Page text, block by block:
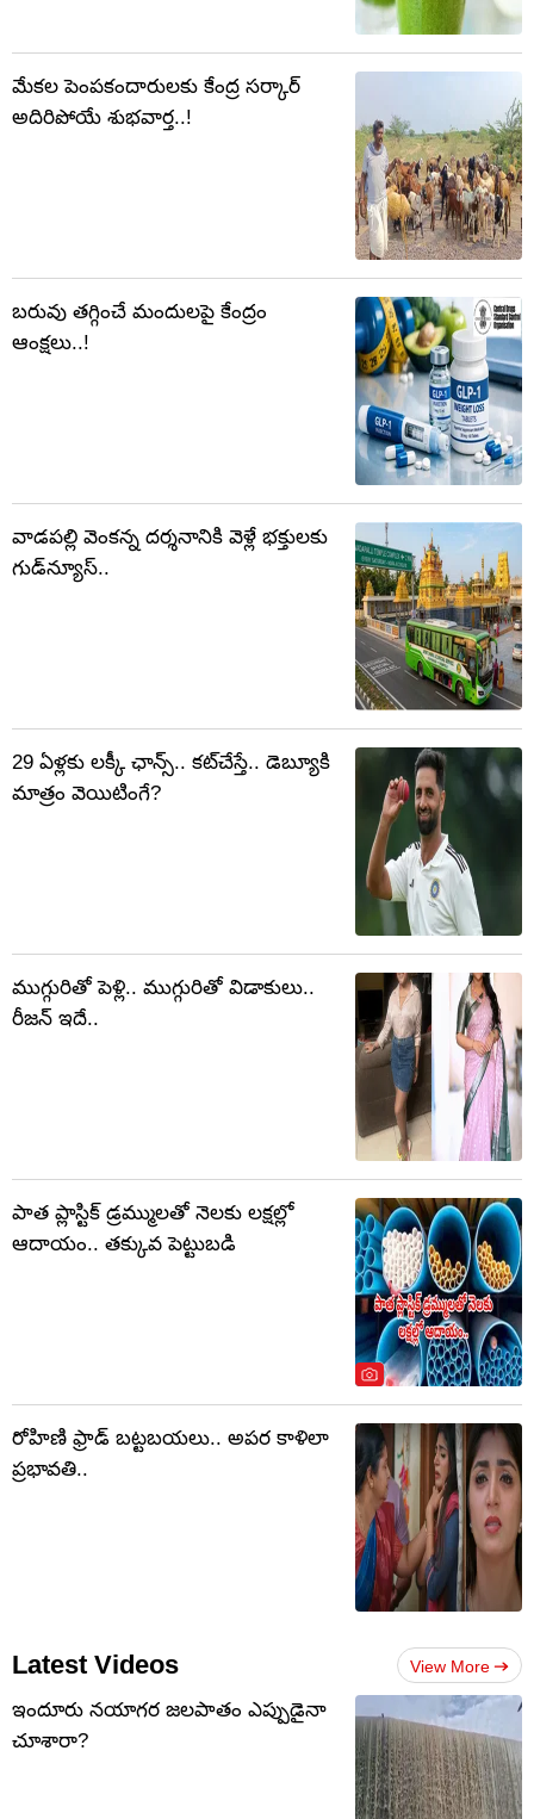
మేకల పెంపకందారులకు కేంద్ర సర్కార్‌
అదిరిపోయే శుభవార్త..!
బరువు తగ్గించే మందులపై కేంద్రం
ఆంక్షలు..!
వాడపల్లి వెంకన్న దర్శనానికి వెళ్లే భక్తులకు
గుడ్‌న్యూస్..
29 ఏళ్లకు లక్కీ ఛాన్స్.. కట్‌చేస్తే.. డెబ్యూకి
మాత్రం వెయిటింగే?
ముగ్గురితో పెళ్లి.. ముగ్గురితో విడాకులు..
రీజన్ ఇదే..
పాత ప్లాస్టిక్ డ్రమ్ములతో నెలకు లక్షల్లో
ఆదాయం.. తక్కువ పెట్టుబడి
రోహిణి ఫ్రాడ్‌ బట్టబయలు.. అపర కాళిలా
ప్రభావతి..
Latest Videos View More
ఇందూరు నయాగర జలపాతం ఎప్పుడైనా
చూశారా?